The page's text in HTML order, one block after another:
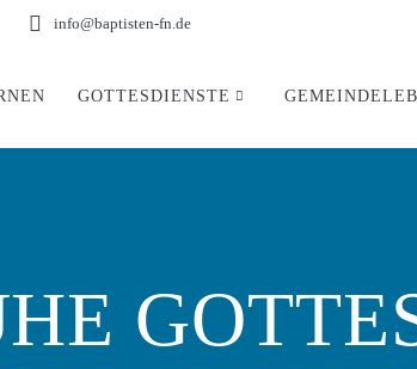
info@baptisten-fn.de
GOTTESDIENSTE